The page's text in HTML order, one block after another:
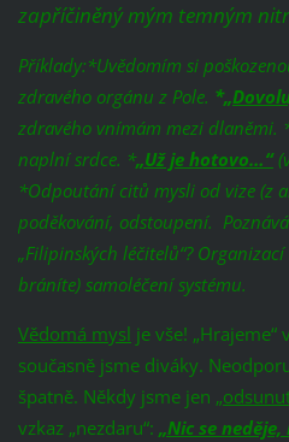
zapříčiněný mým temným
Příklady:*Uvědomím si
zdravého orgánu z Pole. *„
zdravého vnímám mezi dlaněmi.
naplní srdce. *„Už je hotovo…“
*Odpoutání citů mysli od vize (z
poděkování, odstoupení.
„Filipinských léčitelů“?
bráníte) samoléčení systému.
Vědomá mysl je vše! „Hrajeme“
současně jsme diváky.
špatně. Někdy jsme jen „
vzkaz „nezdaru“: „Nic se